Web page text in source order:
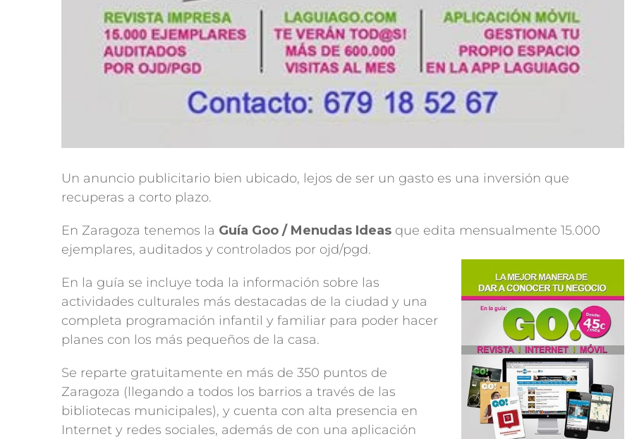
Un anuncio publicitario bien ubicado, lejos de ser un gasto es una inversión que
recuperas a corto plazo.
En Zaragoza tenemos la Guía Goo / Menudas Ideas que edita mensualmente 15.000
ejemplares, auditados y controlados por ojd/pgd.
En la guía se incluye toda la información sobre las
actividades culturales más destacadas de la ciudad y una
completa programación infantil y familiar para poder hacer
planes con los más pequeños de la casa.
Se reparte gratuitamente en más de 350 puntos de
Zaragoza (llegando a todos los barrios a través de las
bibliotecas municipales), y cuenta con alta presencia en
Internet y redes sociales, además de con una aplicación